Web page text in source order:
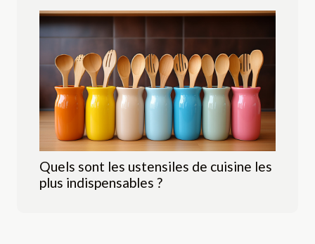
Quels sont les ustensiles de cuisine les
plus indispensables ?